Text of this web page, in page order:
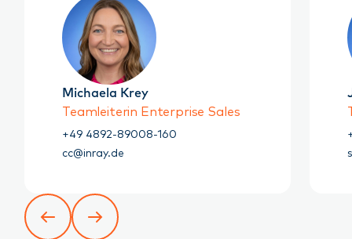
Michaela Krey
Teamleiterin Enterprise Sales
+49 4892-89008-160
cc@inray.de